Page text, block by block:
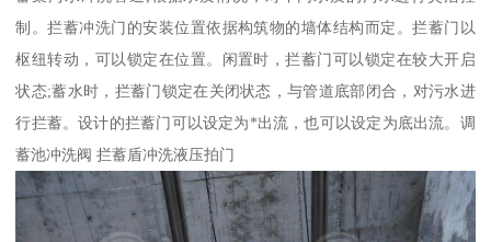
制。拦蓄冲洗门的安装位置依据构筑物的墙体结构而定。拦蓄门以
枢纽转动，可以锁定在位置。闲置时，拦蓄门可以锁定在较大开启
状态;蓄水时，拦蓄门锁定在关闭状态，与管道底部闭合，对污水进
行拦蓄。设计的拦蓄门可以设定为*出流，也可以设定为底出流。调
蓄池冲洗阀 拦蓄盾冲洗液压拍门